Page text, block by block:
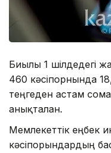
Биылғы 1 шілдедегі
460 кәсіпорнында
теңгеден астам
анықталған.
Мемлекеттік еңбек
кәсіпорындардың